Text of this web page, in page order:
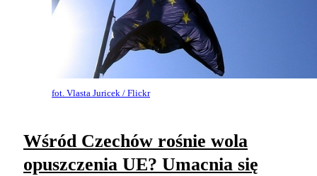
fot. Vlasta Juricek / Flickr
Wśród Czechów rośnie wola
opuszczenia UE? Umacnia się